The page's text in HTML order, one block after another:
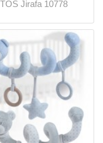
Jirafa 10778